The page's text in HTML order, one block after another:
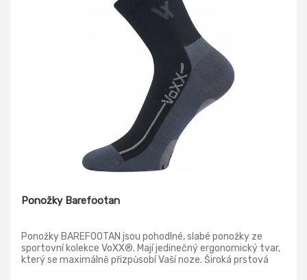
Ponožky Barefootan
Ponožky BAREFOOTAN jsou pohodlné, slabé ponožky ze
sportovní kolekce VoXX®. Mají jedinečný ergonomický tvar,
který se maximálně přizpůsobí Vaší noze. Široká prstová